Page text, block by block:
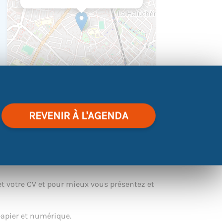
REVENIR À L'AGENDA
votre CV et pour mieux vous présentez et
et numérique.